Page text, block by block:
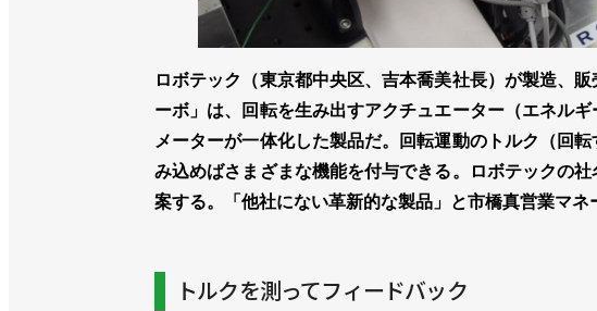
ロボテック（東京都中央区、吉本喬美社長）が製造、
ーボ」は、回転を生み出すアクチュエーター（エネル
メーターが一体化した製品だ。回転運動のトルク（回
み込めばさまざまな機能を付与できる。ロボテックの
案する。「他社にない革新的な製品」と市橋真営業マネ
トルクを測ってフィードバック